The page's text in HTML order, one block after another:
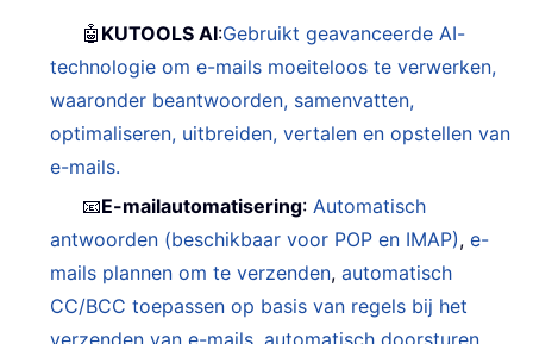
🤖 KUTOOLS AI:Gebruikt geavanceerde AI-
technologie om e-mails moeiteloos te verwerken,
waaronder beantwoorden, samenvatten,
optimaliseren, uitbreiden, vertalen en opstellen van
e-mails.
📧E-mailautomatisering: Automatisch
antwoorden (beschikbaar voor POP en IMAP),e-
mails plannen om te verzenden,automatisch
CC/BCC toepassen op basis van regels bij het
verzenden van e-mails,automatisch doorsturen